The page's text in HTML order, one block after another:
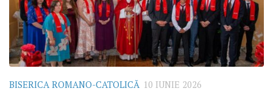
BISERICA ROMANO-CATOLICĂ 10 IUNIE 2026